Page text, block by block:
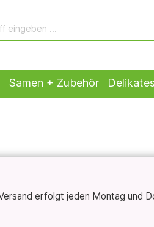
Samen + Zubehör Delikates
erfolgt jeden Montag und